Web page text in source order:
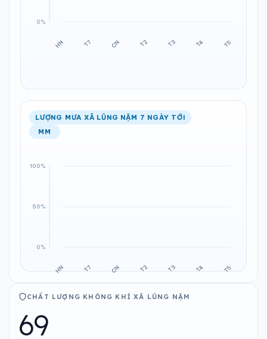
LƯỢNG MƯA XÃ LŨNG NẶM 7 NGÀY TỚI
MM
CHẤT LƯỢNG KHÔNG KHÍ XÃ LŨNG NẶM
69